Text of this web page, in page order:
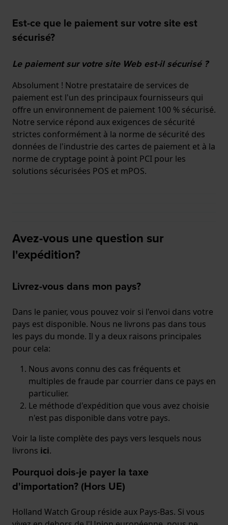
Est-ce que le paiement sur votre site est
sécurisé?
Le paiement sur votre site Web est-il sécurisé ?
Absolument ! Notre prestataire de services de
paiement est l'un des principaux fournisseurs qui
offre un environnement de paiement 100 % sécurisé.
Notre service répond aux exigences de sécurité
strictes conformément à la norme de sécurité des
données de l'industrie des cartes de paiement et à la
norme de cryptage point à point PCI pour les
solutions sécurisées POS et mPOS.
Avez-vous une question sur
l'expédition?
Livrez-vous dans mon pays?
Dans le panier, vous pouvez voir si l'envoi dans votre
pays est disponible. Nous ne livrons pas dans tous
les pays du monde. Il y a deux raisons principales
pour cela:
Nous avons connu des cas fréquents et
multiples de fraude par courrier dans ce pays en
particulier.
Le méthode d'expédition que vous avez choisie
n'est pas disponible dans votre pays.
Voir la liste complète des pays vers lesquels nous
livrons ici.
Pourquoi dois-je payer la taxe
d'importation? (Hors UE)
Holland Watch Group réside aux Pays-Bas. Si vous